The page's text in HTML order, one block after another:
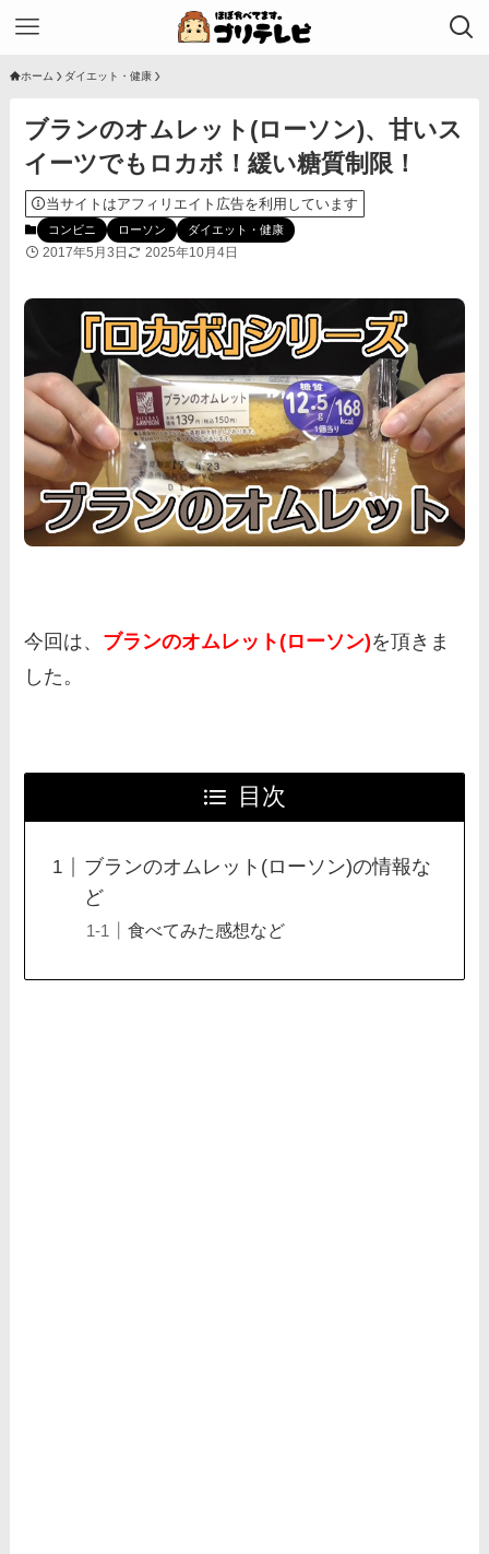
ホーム ダイエット・健康
ブランのオムレット(ローソン)、甘いス
イーツでもロカボ！緩い糖質制限！
当サイトはアフィリエイト広告を利用しています
コンビニ ローソン ダイエット・健康
2017年5月3日 2025年10月4日
今回は、 ブランのオムレット(ローソン)を頂きま
した。
目次
ブランのオムレット(ローソン)の情報な
ど
食べてみた感想など